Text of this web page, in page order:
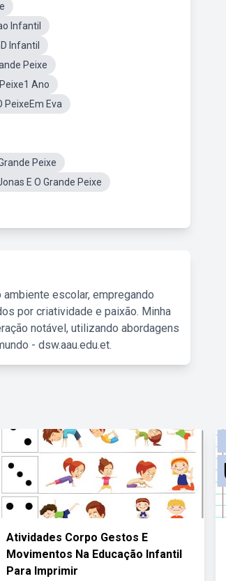
Infantil
Infantil
Peixe
Ano
PeixeEm Eva
Peixe
E O Grande Peixe
escolar, empregando
por criatividade e paixão. Minha
notável, utilizando abordagens
- dsw.aau.edu.et.
Atividades Corpo Gestos E
Movimentos Na Educação Infantil
Para Imprimir